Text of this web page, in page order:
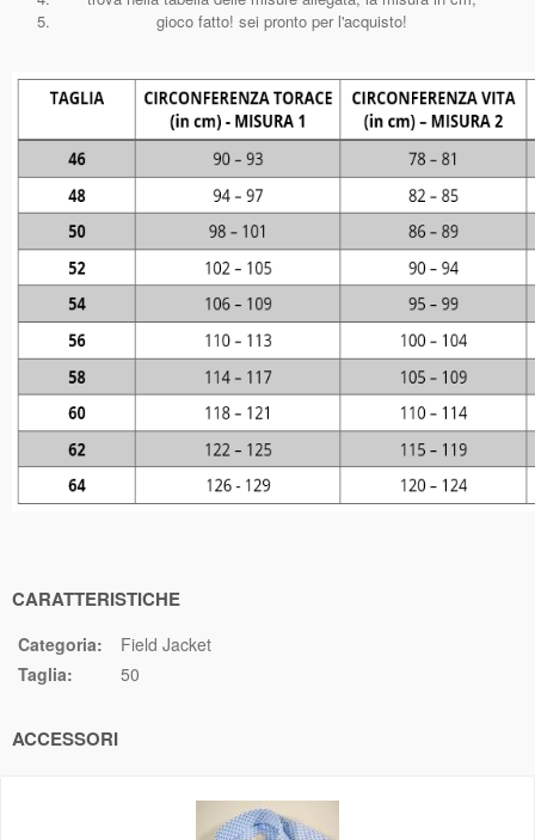
gioco fatto! sei pronto per l'acquisto!
CARATTERISTICHE
Categoria:
Field Jacket
Taglia:
50
ACCESSORI